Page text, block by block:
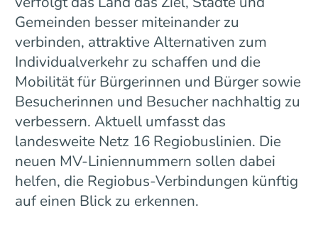
Gemeinden besser miteinander zu
verbinden, attraktive Alternativen zum
Individualverkehr zu schaffen und die
Mobilität für Bürgerinnen und Bürger sowie
Besucherinnen und Besucher nachhaltig zu
verbessern. Aktuell umfasst das
landesweite Netz 16 Regiobuslinien. Die
neuen MV-Liniennummern sollen dabei
helfen, die Regiobus-Verbindungen künftig
auf einen Blick zu erkennen.